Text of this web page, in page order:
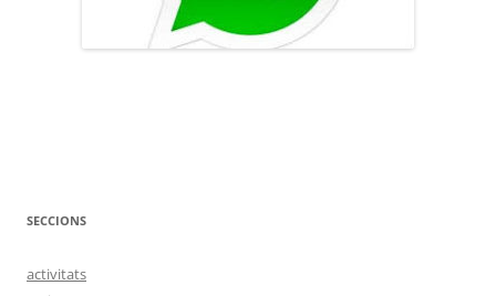
SECCIONS
activitats